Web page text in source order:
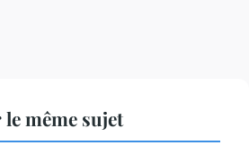
même sujet